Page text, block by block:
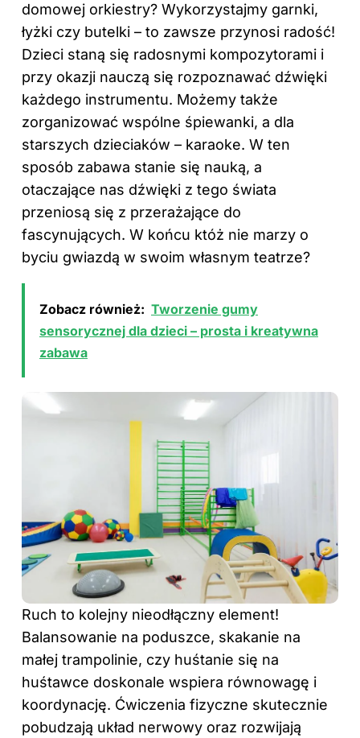
domowej orkiestry? Wykorzystajmy garnki,
łyżki czy butelki – to zawsze przynosi radość!
Dzieci staną się radosnymi kompozytorami i
przy okazji nauczą się rozpoznawać dźwięki
każdego instrumentu. Możemy także
zorganizować wspólne śpiewanki, a dla
starszych dzieciaków – karaoke. W ten
sposób zabawa stanie się nauką, a
otaczające nas dźwięki z tego świata
przeniosą się z przerażające do
fascynujących. W końcu któż nie marzy o
byciu gwiazdą w swoim własnym teatrze?
Zobacz również: Tworzenie gumy
sensorycznej dla dzieci – prosta i kreatywna
zabawa
Ruch to kolejny nieodłączny element!
Balansowanie na poduszce, skakanie na
małej trampolinie, czy huśtanie się na
huśtawce doskonale wspiera równowagę i
koordynację. Ćwiczenia fizyczne skutecznie
pobudzają układ nerwowy oraz rozwijają